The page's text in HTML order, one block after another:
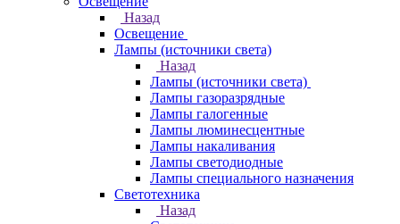
Назад
Освещение
Лампы (источники света)
Назад
Лампы (источники света)
Лампы газоразрядные
Лампы галогенные
Лампы люминесцентные
Лампы накаливания
Лампы светодиодные
Лампы специального назначения
Светотехника
Назад